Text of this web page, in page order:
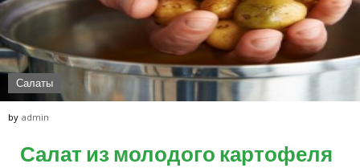
Салаты
byadmin
Салат из молодого картофеля